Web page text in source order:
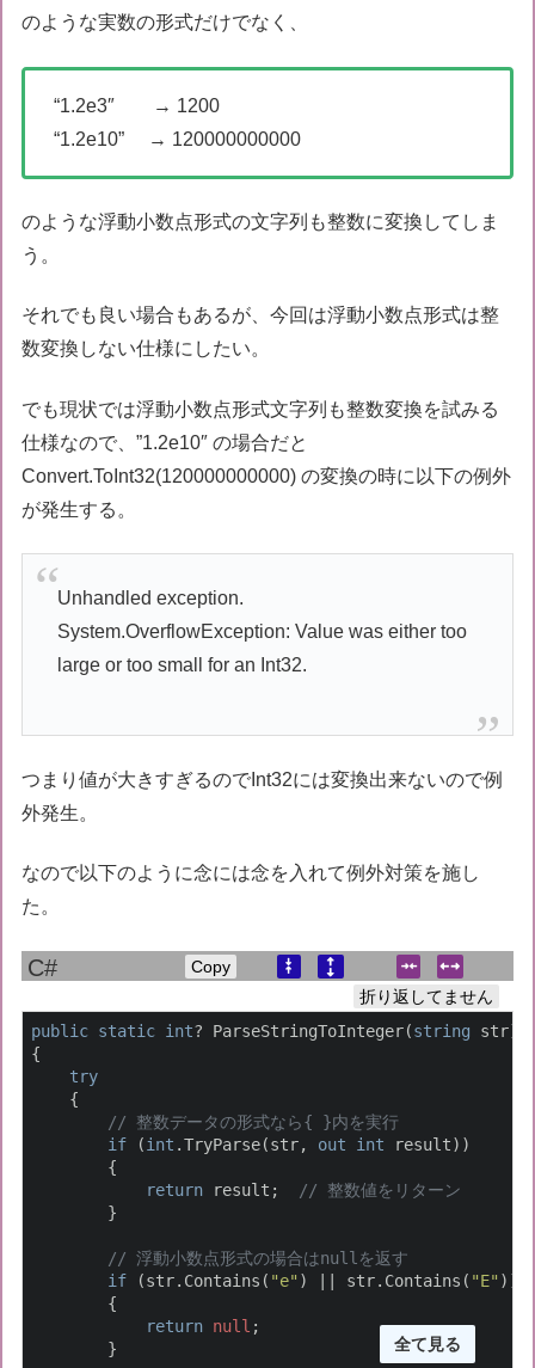
のような実数の形式だけでなく、
“1.2e3″ → 1200
“1.2e10” → 120000000000
のような浮動小数点形式の文字列も整数に変換してしま
う。
それでも良い場合もあるが、今回は浮動小数点形式は整
数変換しない仕様にしたい。
でも現状では浮動小数点形式文字列も整数変換を試みる
仕様なので、”1.2e10″ の場合だと
Convert.ToInt32(120000000000) の変換の時に以下の例外
が発生する。
Unhandled exception.
System.OverflowException: Value was either too
large or too small for an Int32.
つまり値が大きすぎるのでInt32には変換出来ないので例
外発生。
なので以下のように念には念を入れて例外対策を施し
た。
全て見る
Copy
折り返してません
public static int? ParseStringToInteger(string str)
{
try
    {
// 整数データの形式なら{ }内を実行
if (int .TryParse(str, out int result))
        {
return result;
// 整数値をリターン
        }
// 浮動小数点形式の場合はnullを返す
if (str.Contains( "e" ) || str.Contains( "E" ))
        {
return null ;
        }